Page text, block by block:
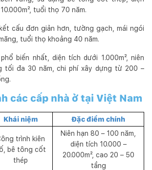
tuổi thọ 70 năm.
cấu đơn giản hơn, tường gạch, mái ngói
tuổi thọ khoảng 40 năm.
biến nhất, diện tích dưới 1.000m², niên
tối đa 30 năm, chi phí xây dựng từ 200 –
các cấp nhà ở tại Việt Nam
Khái niệm Đặc điểm chính
trình kiên
bê tông cốt
thép
Niên hạn 80 – 100 năm,
diện tích 10.000 –
20.000m², cao 20 – 50
tầng